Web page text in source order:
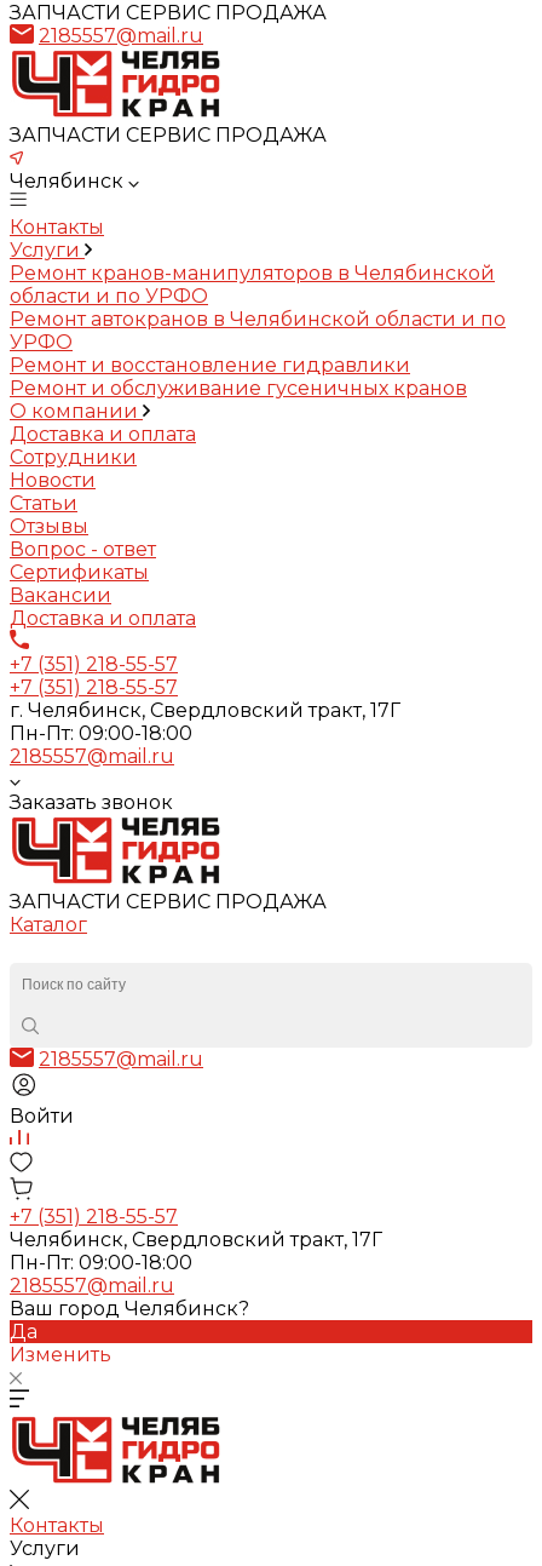
ЗАПЧАСТИ СЕРВИС ПРОДАЖА
2185557@mail.ru
ЗАПЧАСТИ СЕРВИС ПРОДАЖА
Челябинск
Контакты
Услуги
Ремонт кранов-манипуляторов в Челябинской
области и по УРФО
Ремонт автокранов в Челябинской области и по
УРФО
Ремонт и восстановление гидравлики
Ремонт и обслуживание гусеничных кранов
О компании
Доставка и оплата
Сотрудники
Новости
Статьи
Отзывы
Вопрос - ответ
Сертификаты
Вакансии
Доставка и оплата
+7 (351) 218-55-57
+7 (351) 218-55-57
г. Челябинск, Свердловский тракт, 17Г
Пн-Пт: 09:00-18:00
2185557@mail.ru
Заказать звонок
ЗАПЧАСТИ СЕРВИС ПРОДАЖА
Каталог
2185557@mail.ru
Войти
+7 (351) 218-55-57
Челябинск, Свердловский тракт, 17Г
Пн-Пт: 09:00-18:00
2185557@mail.ru
Ваш город Челябинск?
Да
Изменить
Контакты
Услуги